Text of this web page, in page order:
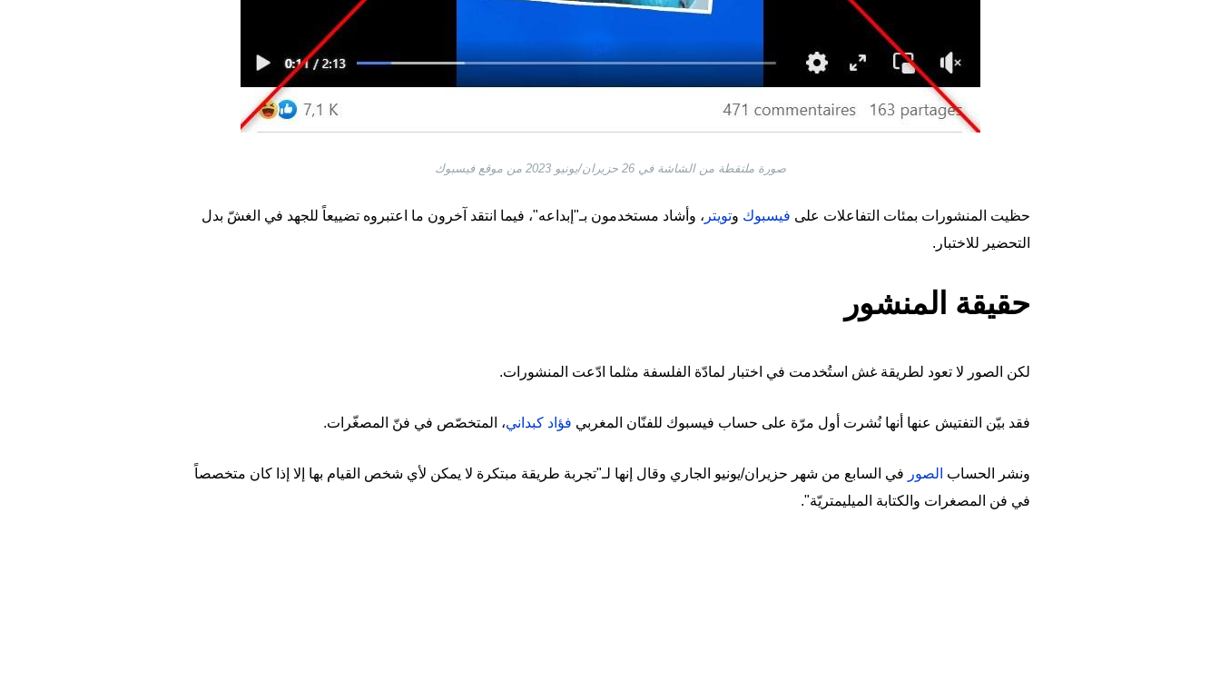
صورة ملتقطة من الشاشة في 26 حزيران/يونيو 2023 من موقع فيسبوك
حظيت المنشورات بمئات التفاعلات على فيسبوك وتويتر ، وأشاد مستخدمون بـ"إبداعه"، فيما انتقد آخرون ما اعتبروه تضييعاً للجهد في الغشّ بدل
التحضير للاختبار.
حقيقة المنشور
لكن الصور لا تعود لطريقة غش استُخدمت في اختبار لمادّة الفلسفة مثلما ادّعت المنشورات.
فقد بيّن التفتيش عنها أنها نُشرت أول مرّة على حساب فيسبوك للفنّان المغربي فؤاد كبداني، المتخصّص في فنّ المصغّرات.
ونشر الحساب الصور في السابع من شهر حزيران/يونيو الجاري وقال إنها لـ"تجربة طريقة مبتكرة لا يمكن لأي شخص القيام بها إلا إذا كان متخصصاً
في فن المصغرات والكتابة الميليمتريّة".